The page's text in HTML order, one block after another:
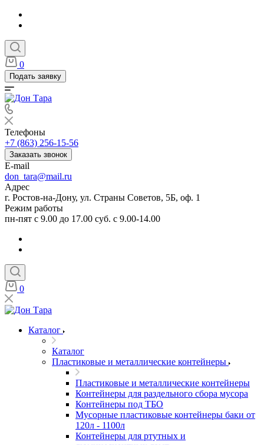
0
Подать заявку
Телефоны
+7 (863) 256-15-56
Заказать звонок
E-mail
don_tara@mail.ru
Адрес
г. Ростов-на-Дону, ул. Страны Советов, 5Б, оф. 1
Режим работы
пн-пят с 9.00 до 17.00 суб. с 9.00-14.00
0
Каталог
Каталог
Пластиковые и металлические контейнеры
Пластиковые и металлические контейнеры
Контейнеры для раздельного сбора мусора
Контейнеры под ТБО
Мусорные пластиковые контейнеры баки от
120л - 1100л
Контейнеры для ртутных и